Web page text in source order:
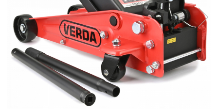
Cricuri Auto Hidraulice
Pneumatice si Trapezoidale
Cricuri hidraulice
Cricuri pneumatice
Cricuri trapezoidale
Feon Electric
Generatoare curent
Mixere
Motocositoare si Motosape
Nivela laser
Pistol de vopsit
Rotopercutoare si bormasini
Taiat gresie si faianta